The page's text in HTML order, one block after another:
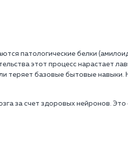
патологические белки
этот процесс нарастает
теряет базовые бытовые навыки.
за счет здоровых нейронов.